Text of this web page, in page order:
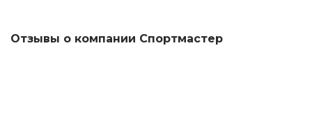
Отзывы о компании Спортмастер